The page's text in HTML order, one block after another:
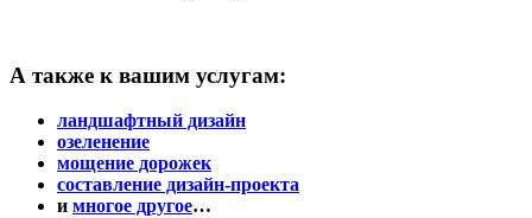
А также к вашим услугам:
ландшафтный дизайн
озеленение
мощение дорожек
составление дизайн-проекта
и многое другое…